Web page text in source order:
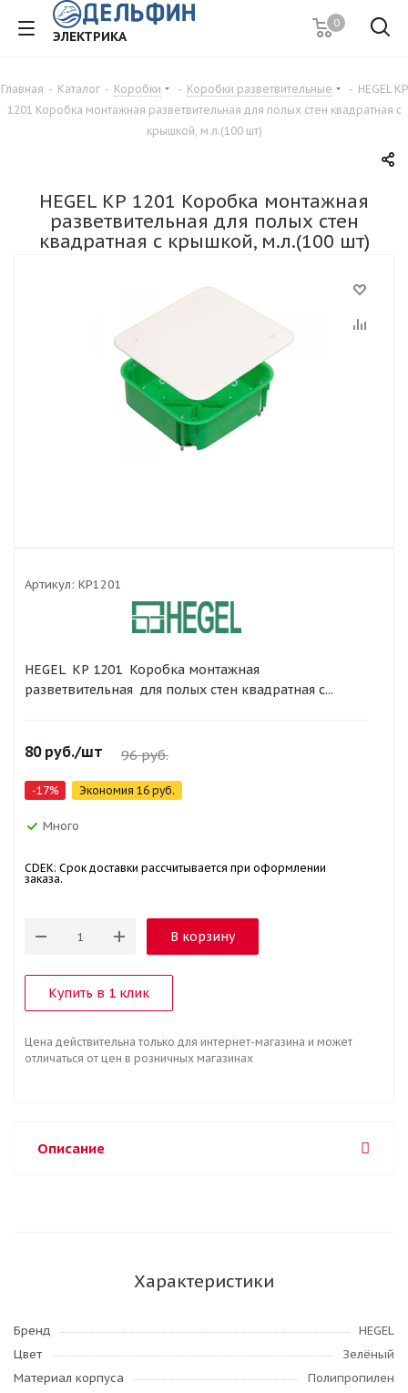
ЭЛЕКТРИКА
0
Главная - Каталог - Коробки - Коробки разветвительные - HEGEL КР
1201 Коробка монтажная разветвительная для полых стен квадратная с
крышкой, м.л.(100 шт)
HEGEL КР 1201 Коробка монтажная
разветвительная для полых стен
квадратная с крышкой, м.л.(100 шт)
Артикул: КР1201
HEGEL КР 1201 Коробка монтажная
разветвительная для полых стен квадратная с...
80руб./шт 96руб.
-17% Экономия 16 руб.
Много
CDEK: Срок доставки рассчитывается при оформлении
заказа.
В корзину
Купить в 1 клик
Цена действительна только для интернет-магазина и может
отличаться от цен в розничных магазинах
Описание
Характеристики
Бренд
HEGEL
Цвет
Зелёный
Материал корпуса
Полипропилен